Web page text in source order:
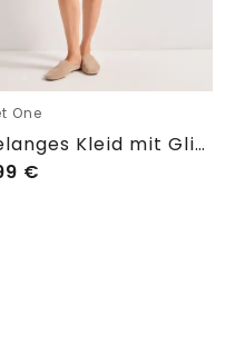
One
Knielanges Kleid mit Glitzerdetails
€